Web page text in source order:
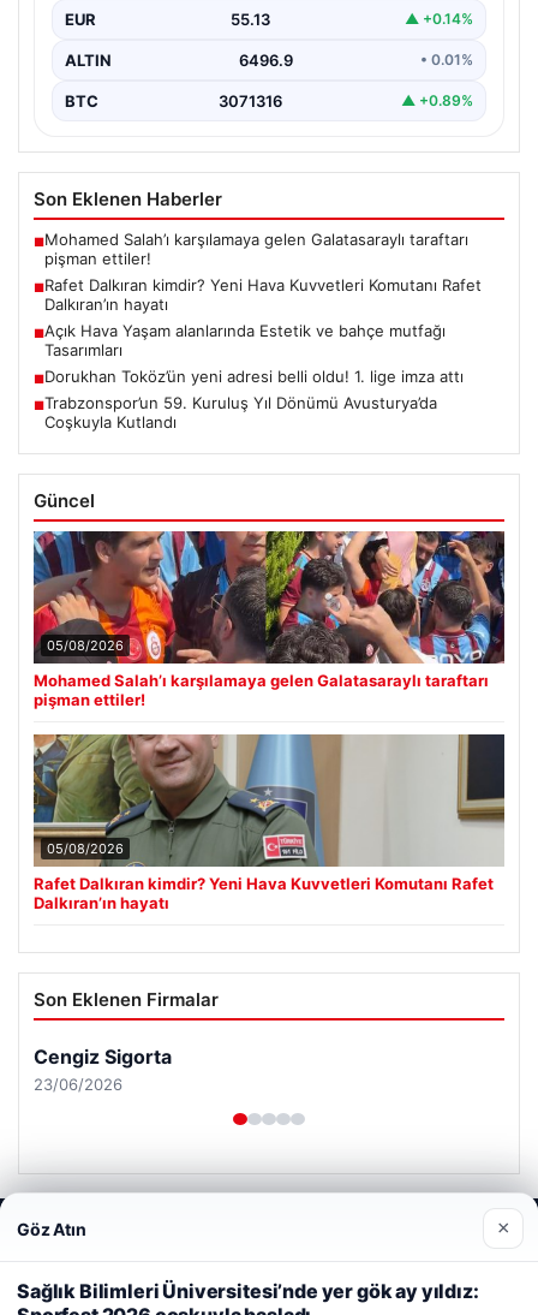
EUR 55.13 ▲ +0.14%
ALTIN 6496.9 • 0.01%
BTC 3071316 ▲ +0.89%
Son Eklenen Haberler
■Mohamed Salah’ı karşılamaya gelen Galatasaraylı taraftarı
pişman ettiler!
■Rafet Dalkıran kimdir? Yeni Hava Kuvvetleri Komutanı Rafet
Dalkıran’ın hayatı
■Açık Hava Yaşam alanlarında Estetik ve bahçe mutfağı
Tasarımları
■Dorukhan Toköz’ün yeni adresi belli oldu! 1. lige imza attı
■Trabzonspor’un 59. Kuruluş Yıl Dönümü Avusturya’da
Coşkuyla Kutlandı
Güncel
05/08/2026
Mohamed Salah’ı karşılamaya gelen Galatasaraylı taraftarı
pişman ettiler!
05/08/2026
Rafet Dalkıran kimdir? Yeni Hava Kuvvetleri Komutanı Rafet
Dalkıran’ın hayatı
Son Eklenen Firmalar
Cengiz Sigorta
23/06/2026
Web sitemizi nasıl kullandığınızı daha iyi anlayabilmek,
deneyiminizi kişiselleştirmek ve geliştirmek amacıyla çerezler
kullanıyoruz.
Çerez Politikamız
Göz Atın ×
Sağlık Bilimleri Üniversitesi’nde yer gök ay yıldız: